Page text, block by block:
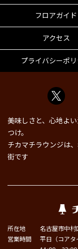
フロアガイド
アクセス
プライバシーポ
美味しさと、心地よ
つけ。
チカマチラウンジは
街です
所在地
名古屋市中
営業時間
平日（コア